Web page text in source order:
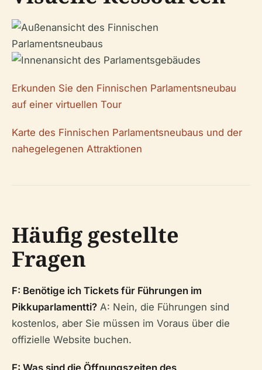
Erkunden Sie den Finnischen Parlamentsneubau
auf einer virtuellen Tour
Karte des Finnischen Parlamentsneubaus und der
nahegelegenen Attraktionen
Häufig gestellte
Fragen
F: Benötige ich Tickets für Führungen im
Pikkuparlamentti? A: Nein, die Führungen sind
kostenlos, aber Sie müssen im Voraus über die
offizielle Website buchen.
F: Was sind die Öffnungszeiten des